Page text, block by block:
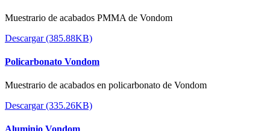
Muestrario de acabados PMMA de Vondom
Descargar (385.88KB)
Policarbonato Vondom
Muestrario de acabados en policarbonato de Vondom
Descargar (335.26KB)